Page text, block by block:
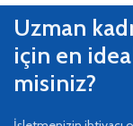
Uzman
için en
misiniz?